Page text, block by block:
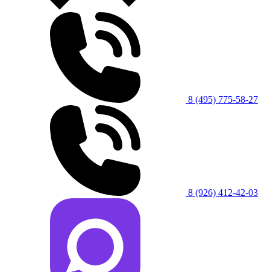
8 (495) 775-58-27
8 (926) 412-42-03